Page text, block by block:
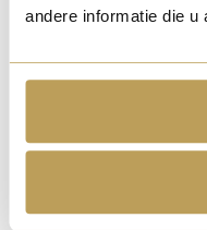
andere informatie die